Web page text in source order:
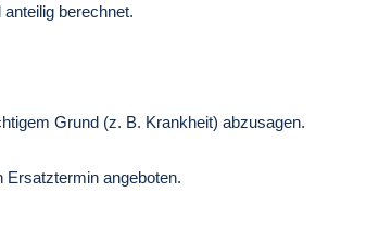
berechnet.
Grund (z. B. Krankheit) abzusagen.
Ersatztermin angeboten.